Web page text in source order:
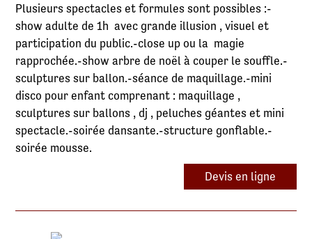
Plusieurs spectacles et formules sont possibles :-
show adulte de 1h avec grande illusion , visuel et
participation du public.-close up ou la magie
rapprochée.-show arbre de noël à couper le souffle.-
sculptures sur ballon.-séance de maquillage.-mini
disco pour enfant comprenant : maquillage ,
sculptures sur ballons , dj , peluches géantes et mini
spectacle.-soirée dansante.-structure gonflable.-
soirée mousse.
Devis en ligne